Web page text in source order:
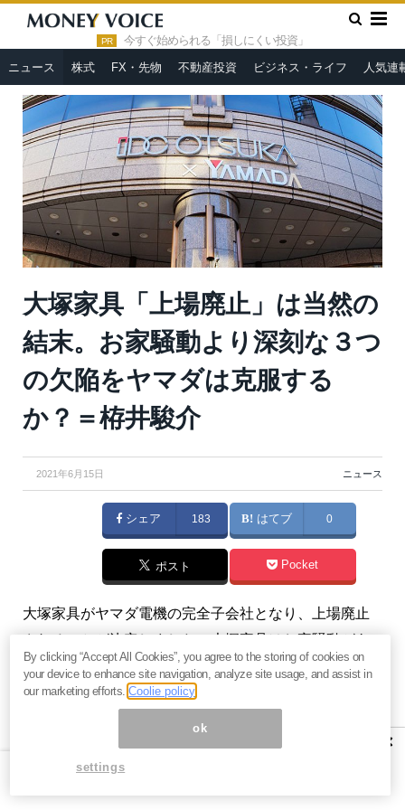
PR 今すぐ始められる「損しにくい投資」
ニュース 株式 FX・先物 不動産投資 ビジネス・ライフ 人気連
HOME » ニュース »
大塚家具「上場廃止」は当然の結末。お家
騒動より深刻な３つの欠陥をヤマダは克服するか？＝栫井駿介
大塚家具「上場廃止」は当然の
結末。お家騒動より深刻な３つ
の欠陥をヤマダは克服する
か？＝栫井駿介
2021年6月15日 ニュース
シェア 183 はてブ 0
ポスト Pocket
大塚家具がヤマダ電機の完全子会社となり、上場廃止
されることが決定しました。大塚家具はお家騒動があ
って、その後に経営が厳しくなっていました。この事
例を見ることで、私たちはどの企業に投資してはいけ
のかということを認識することができます。（『
ュー株投資家の見方｜つばめ投資顧問
×
By clicking “Accept All Cookies”, you agree to the storing of cookies on
your device to enhance site navigation, analyze site usage, and assist in
our marketing efforts.Coolie policy
ok
settings